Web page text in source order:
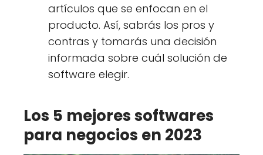
artículos que se enfocan en el
producto. Así, sabrás los pros y
contras y tomarás una decisión
informada sobre cuál solución de
software elegir.
Los 5 mejores softwares
para negocios en 2023